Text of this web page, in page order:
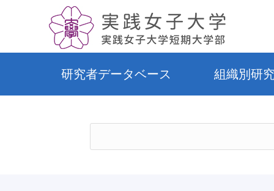
研究者データベース 組織別研